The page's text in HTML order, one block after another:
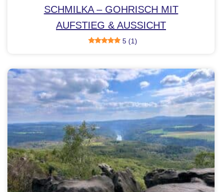
SCHMILKA – GOHRISCH MIT
AUFSTIEG & AUSSICHT
5 (1)